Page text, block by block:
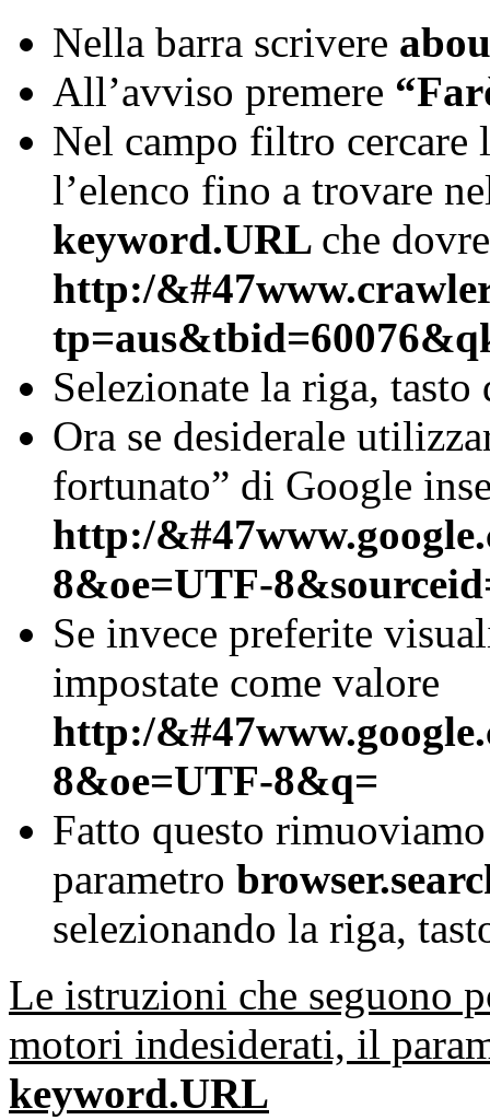
Nella barra scrivere
All’avviso premere
Nel campo filtro cercare
l’elenco fino a trovare
keyword.URL che
http:/
Selezionate la riga,
Ora se desiderale
fortunato” di Google
http:/
8&oe=UTF-
Se invece preferite
impostate come valore
http:/
8&oe=UTF-8&q=
Fatto questo
parametro
selezionando la riga,
Le istruzioni che seguono
motori indesiderati, il
keyword.URL